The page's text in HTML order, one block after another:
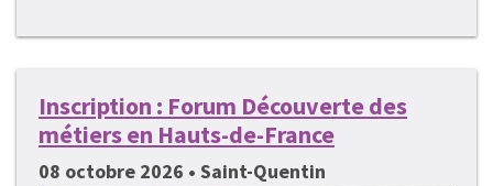
Inscription : Forum Découverte des
métiers en Hauts-de-France
08 octobre 2026 • Saint-Quentin